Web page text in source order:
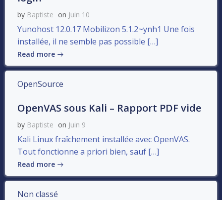
by Baptiste on Juin 10
Yunohost 12.0.17 Mobilizon 5.1.2~ynh1 Une fois
installée, il ne semble pas possible […]
Read more
OpenSource
OpenVAS sous Kali – Rapport PDF vide
by Baptiste on Juin 9
Kali Linux fraîchement installée avec OpenVAS.
Tout fonctionne a priori bien, sauf […]
Read more
Non classé